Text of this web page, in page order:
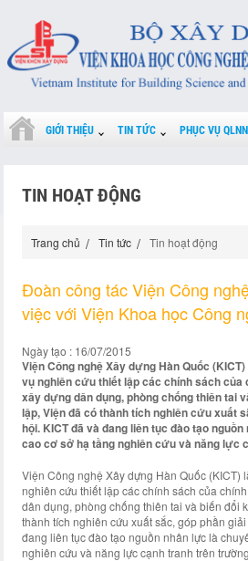
GIỚI THIỆU TIN TỨC PHỤC VỤ QLNN
TIN HOẠT ĐỘNG
Trang chủ Tin tức Tin hoạt động
Đoàn công tác Viện Công
việc với Viện Khoa học Công
Ngày tạo : 16/07/2015
Viện Công nghệ Xây dựng Hàn Quốc
vụ nghiên cứu thiết lập các chính sách
xây dựng dân dụng, phòng chống thiên tai
lập, Viện đã có thành tích nghiên cứu xuất
hội. KICT đã và đang liên tục đào tạo
cao cơ sở hạ tầng nghiên cứu và năng lực
Viện Công nghệ Xây dựng Hàn Quốc
nghiên cứu thiết lập các chính sách của
dân dụng, phòng chống thiên tai và biến đổi
thành tích nghiên cứu xuất sắc, góp phần
đang liên tục đào tạo nguồn nhân lực là
nghiên cứu và năng lực cạnh tranh trên